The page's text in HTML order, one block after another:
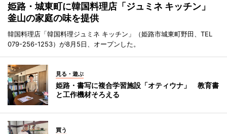
姫路・城東町に韓国料理店「ジュミネ キッチン」
釜山の家庭の味を提供
韓国料理店「韓国料理ジュミネ キッチン」（姫路市城東町野田、TEL
079-256-1253）が8月5日、オープンした。
見る・遊ぶ
姫路・書写に複合学習施設「オティウナ」 教育書
と工作機材そろえる
買う